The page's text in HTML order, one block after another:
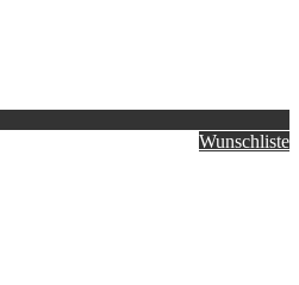
Wunschliste